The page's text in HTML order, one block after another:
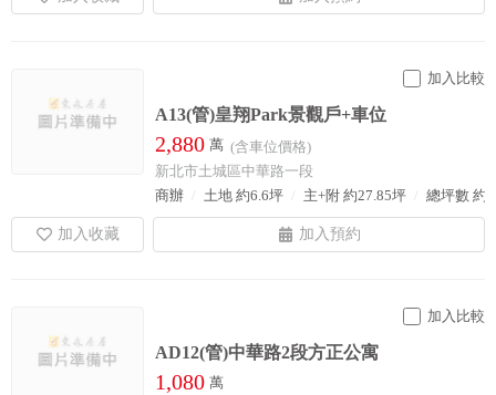
加入比較
A13(管)皇翔Park景觀戶+車位
2,880 萬 (含車位價格)
新北市土城區中華路一段
商辦
土地 約6.6坪 主+附 約27.85坪 總坪數 約
加入比較
AD12(管)中華路2段方正公寓
1,080 萬